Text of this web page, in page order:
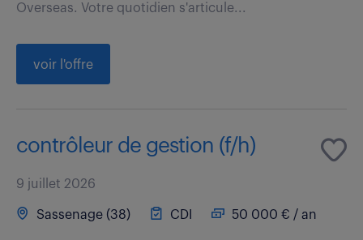
Overseas. Votre quotidien s'articule...
voir l'offre
contrôleur de gestion (f/h)
9 juillet 2026
Sassenage (38) CDI 50 000 € / an